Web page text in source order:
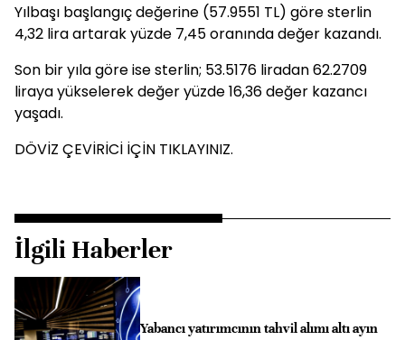
Yılbaşı başlangıç değerine (57.9551 TL) göre sterlin
4,32 lira artarak yüzde 7,45 oranında değer kazandı.
Son bir yıla göre ise sterlin; 53.5176 liradan 62.2709
liraya yükselerek değer yüzde 16,36 değer kazancı
yaşadı.
DÖVİZ ÇEVİRİCİ İÇİN TIKLAYINIZ.
İlgili Haberler
Yabancı yatırımcının tahvil alımı altı ayın